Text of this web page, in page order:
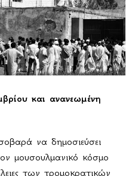
και ανανεωμένη
να δημοσιεύσει
μουσουλμανικό κόσμο
των τρομοκρατικών